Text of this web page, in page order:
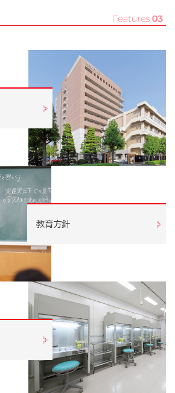
教育方針